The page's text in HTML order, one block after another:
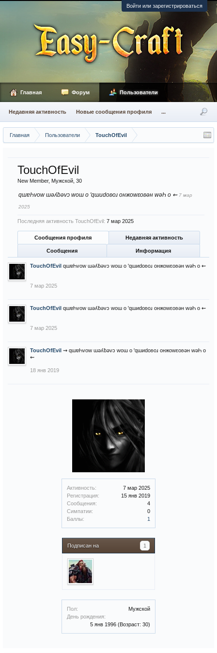
Войти или зарегистрироваться
Главная Пользователи TouchOfEvil
Активность:
7 мар 2025
Регистрация:
15 янв 2019
Сообщения:
4
Симпатии:
0
Баллы:
1
Подписан на 1
Пол:
Мужской
День рождения:
5 янв 1996 (Возраст: 30)
TouchOfEvil
New Member, Мужской, 30
qɯɐҺvоw ɯǝʎɓǝvɔ wоɯ о 'qɯиdоʚоɹ онжоwεоʚǝн wǝҺ о ⇜ 7 мар
2025
Последняя активность TouchOfEvil: 7 мар 2025
Сообщения профиля Недавняя активность
Сообщения Информация
TouchOfEvil qɯɐҺvоw ɯǝʎɓǝvɔ wоɯ о 'qɯиdоʚоɹ онжоwεоʚǝн wǝҺ о ⇜
7 мар 2025
TouchOfEvil qɯɐҺvоw ɯǝʎɓǝvɔ wоɯ о 'qɯиdоʚоɹ онжоwεоʚǝн wǝҺ о ⇜
7 мар 2025
TouchOfEvil ⇝ qɯɐҺvоw ɯǝʎɓǝvɔ wоɯ о 'qɯиdоʚоɹ онжоwεоʚǝн wǝҺ о
⇜
18 янв 2019
Главная Форум Пользователи
Недавняя активность Новые сообщения профиля ...